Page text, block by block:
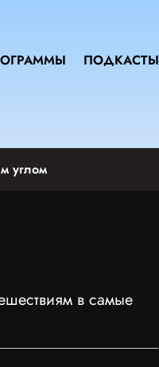
ПОДКАСТЫ
углом
в самые